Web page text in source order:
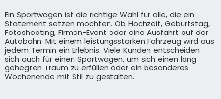
Ein Sportwagen ist die richtige Wahl für alle, die ein
Statement setzen möchten. Ob Hochzeit, Geburtstag,
Fotoshooting, Firmen-Event oder eine Ausfahrt auf der
Autobahn: Mit einem leistungsstarken Fahrzeug wird aus
jedem Termin ein Erlebnis. Viele Kunden entscheiden
sich auch für einen Sportwagen, um sich einen lang
gehegten Traum zu erfüllen oder ein besonderes
Wochenende mit Stil zu gestalten.